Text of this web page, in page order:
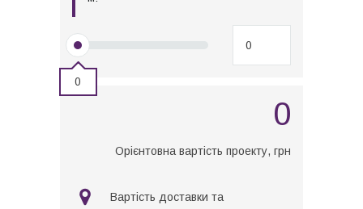
0
0
Орієнтовна вартість проекту, грн
Вартість доставки та